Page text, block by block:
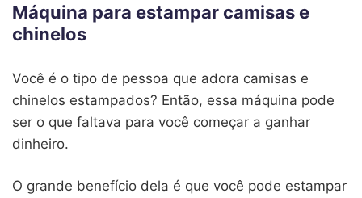
Máquina para estampar camisas e
chinelos
Você é o tipo de pessoa que adora camisas e
chinelos estampados? Então, essa máquina pode
ser o que faltava para você começar a ganhar
dinheiro.
O grande benefício dela é que você pode estampar